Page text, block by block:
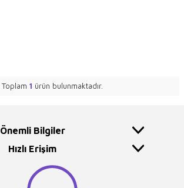
Toplam 1 ürün bulunmaktadır.
Önemli Bilgiler
Hızlı Erişim